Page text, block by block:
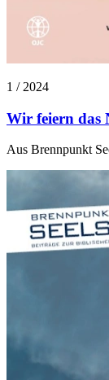
1 / 2024
Wir feiern das
Aus Brennpunkt